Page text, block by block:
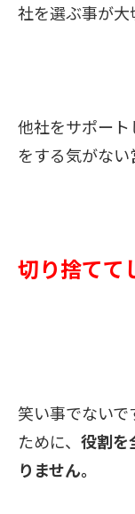
社を選ぶ事が大
他社をサポート
をする気がない
切り捨てて
笑い事でない
ために、 役割を
りません。